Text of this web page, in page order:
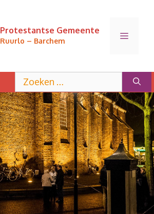
Protestantse Gemeente
Ruurlo – Barchem
Menu
naar: